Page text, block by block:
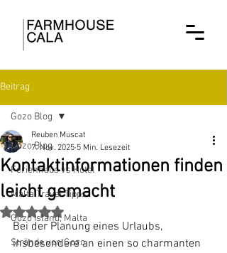
Beitrag
Gozo Blog
Ferienhaus vs Hotel
Malta Travel Tipps
Gozo Island, Malta
Strände von Gozo
Gozo Blog
Kontaktinformationen finden
leicht gemacht
Reuben Muscat
7. Nov. 2025 5 Min. Lesezeit
Mit NaN von 5 Sternen bewertet.
Bei der Planung eines Urlaubs,
insbesondere an einen so charmanten